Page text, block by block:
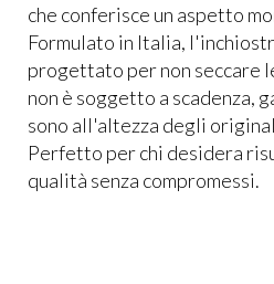
che conferisce un aspetto
Formulato in Italia,
progettato per non seccare
non è soggetto a scadenza,
sono all'altezza degli
Perfetto per chi desidera
qualità senza compromessi.